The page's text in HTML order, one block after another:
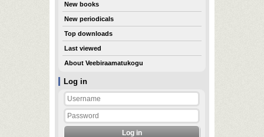
Log in
New books
New periodicals
Top downloads
Last viewed
About Veebiraamatukogu